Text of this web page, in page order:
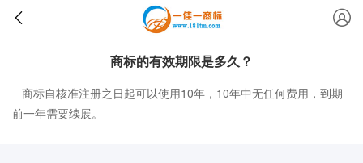
商标的有效期限是多久？
商标自核准注册之日起可以使用10年，10年中无任何费用，到期
前一年需要续展。